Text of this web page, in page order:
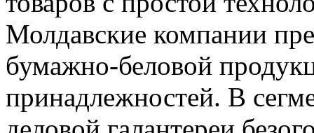
Молдавские компании
бумажно-беловой
принадлежностей. В